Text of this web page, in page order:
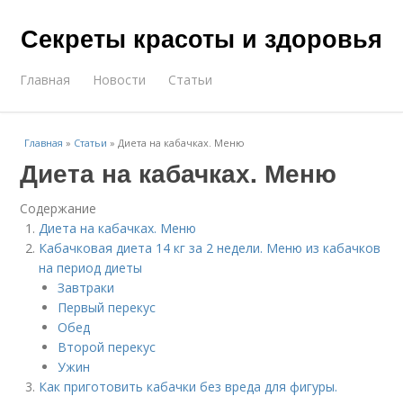
Секреты красоты и здоровья
Главная Новости Статьи
Главная » Статьи »Диета на кабачках. Меню
Диета на кабачках. Меню
Содержание
Диета на кабачках. Меню
Кабачковая диета 14 кг за 2 недели. Меню из кабачков
на период диеты
Завтраки
Первый перекус
Обед
Второй перекус
Ужин
Как приготовить кабачки без вреда для фигуры.